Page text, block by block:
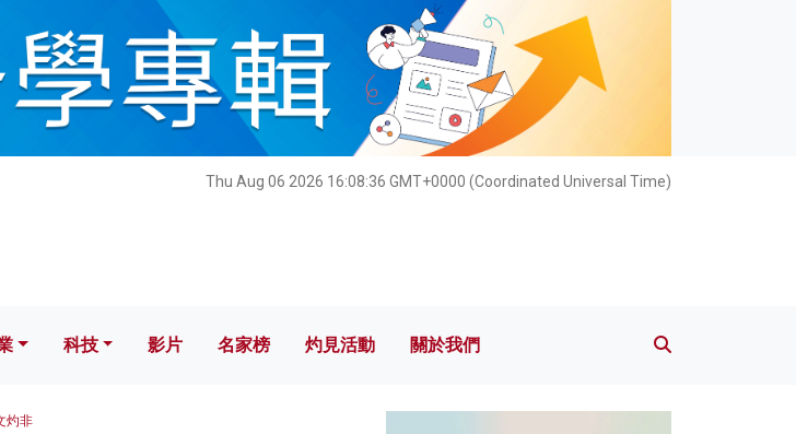
Thu Aug 06 2026 16:08:38 GMT+0000 (Coordinated Universal Time)
科技 影片 名家榜 灼見活動 關於我們
科技 影片 名家榜 灼見活動 關於我們
灼非